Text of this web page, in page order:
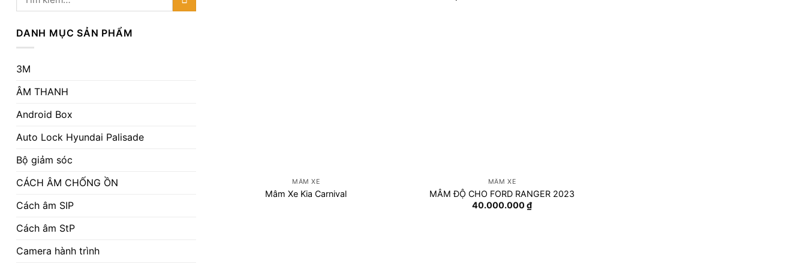
DANH MỤC SẢN PHẨM
3M
ÂM THANH
Android Box
Auto Lock Hyundai Palisade
Bộ giảm sóc
CÁCH ÂM CHỐNG ỒN
Cách âm SIP
Cách âm StP
Camera hành trình
MÂM XE
Mâm Xe Kia Carnival
MÂM XE
MÂM ĐỘ CHO FORD RANGER 2023
40.000.000₫